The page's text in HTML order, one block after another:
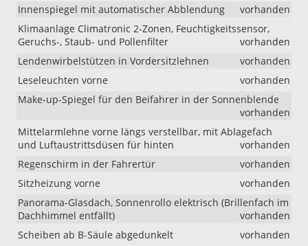
Innenspiegel mit automatischer Abblendung
vorhanden
Klimaanlage Climatronic 2-Zonen, Feuchtigkeitssensor,
Geruchs-, Staub- und Pollenfilter
vorhanden
Lendenwirbelstützen in Vordersitzlehnen
vorhanden
Leseleuchten vorne
vorhanden
Make-up-Spiegel für den Beifahrer in der Sonnenblende
vorhanden
Mittelarmlehne vorne längs verstellbar, mit Ablagefach
und Luftaustrittsdüsen für hinten
vorhanden
Regenschirm in der Fahrertür
vorhanden
Sitzheizung vorne
vorhanden
Panorama-Glasdach, Sonnenrollo elektrisch (Brillenfach im
Dachhimmel entfällt)
vorhanden
Scheiben ab B-Säule abgedunkelt
vorhanden